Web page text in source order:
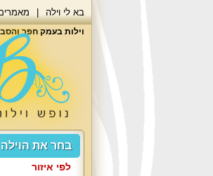
בא לי וילה
וילות בעמק חפר
בחר את
לפי איזור